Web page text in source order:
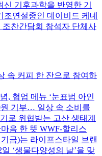
기후과학을 반영한 기
연설중인 데이비드 케네
조찬간담회 참석자 단체사
속 커피 한 잔으로 참여하
, 협업 메뉴 ‘눈표범 아인
원 기부… 일상 속 소비를
로 위협받는 고산 생태계
음 한 뜻 WWF-할리스
금)는 라이프스타일 브랜
‘생물다양성의 날’을 맞